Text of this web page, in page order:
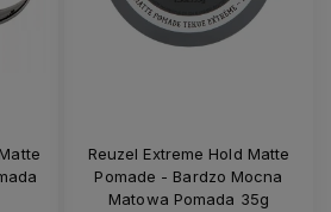
Reuzel Extreme Hold Matte
Pomade - Bardzo Mocna
Matowa Pomada 35g